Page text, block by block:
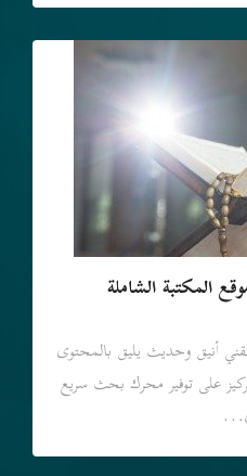
المكتبة الشاملة
أنيق وحديث يليق بالمحتوى
على توفير محرك بحث سريع